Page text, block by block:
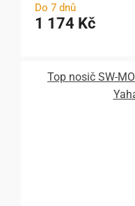
Do 7 dnů
1 174 Kč
Top nosič SW-